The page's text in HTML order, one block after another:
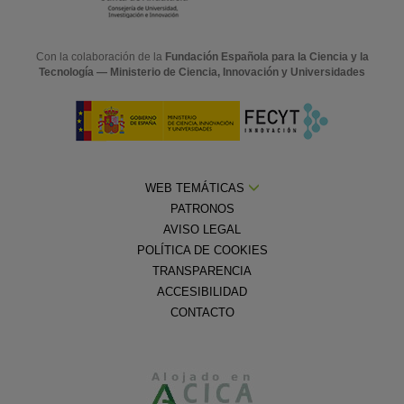
Con la colaboración de la Fundación Española para la Ciencia y la
Tecnología — Ministerio de Ciencia, Innovación y Universidades
WEB TEMÁTICAS
PATRONOS
AVISO LEGAL
POLÍTICA DE COOKIES
TRANSPARENCIA
ACCESIBILIDAD
CONTACTO